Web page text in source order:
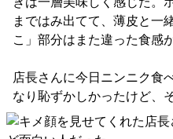
まではみ出てて、薄皮と一
こ」部分はまた違った食感
店長さんに今日ニンニク
なり恥ずかしかったけど、